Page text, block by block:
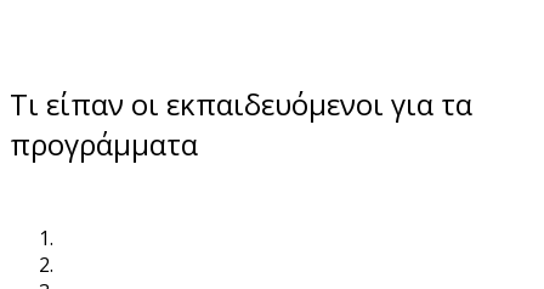
Τι είπαν οι εκπαιδευόμενοι για τα
προγράμματα